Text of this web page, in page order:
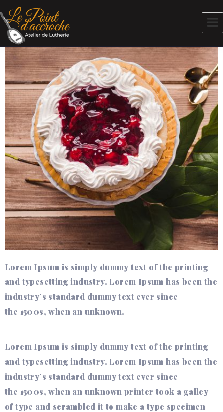
Le Point d'Accroche
COFFEE VILLALOBOS
Lorem Ipsum is simply dummy text of the printing
and typesetting industry. Lorem Ipsum has been the
industry’s standard dummy text ever since
the 1500s, when an unknown.
Lorem Ipsum is simply dummy text of the printing
and typesetting industry. Lorem Ipsum has been the
industry’s standard dummy text ever since
the 1500s, when an unknown printer took a galley
of type and scrambled it to make a type specimen